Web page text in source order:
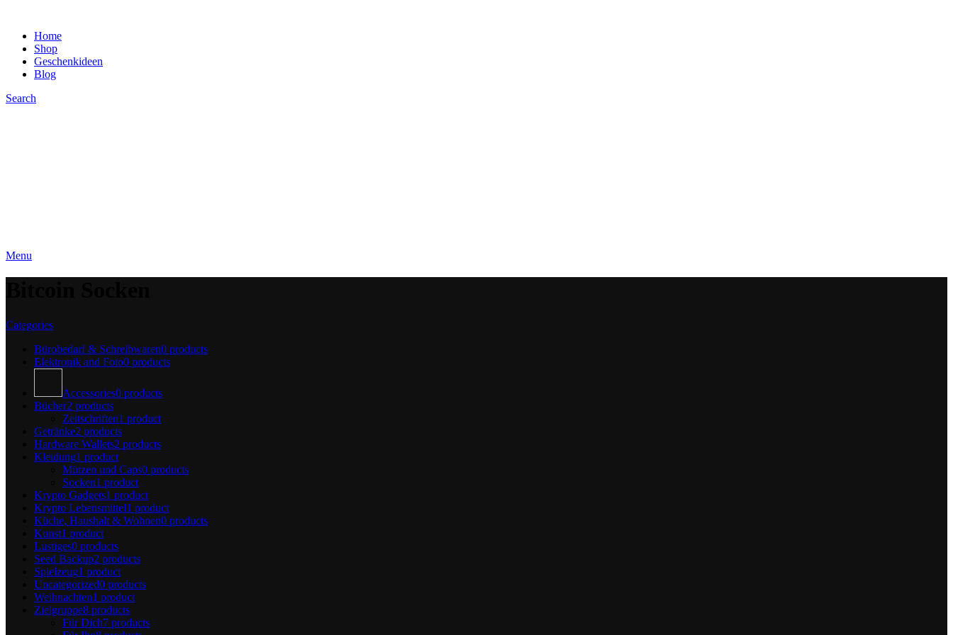
Home
Shop
Geschenkideen
Blog
Search
Menu
Categories
Bürobedarf & Schreibwaren0 products
Elektronik and Foto0 products
Accessories0 products
Bücher2 products
Zeitschriften1 product
Getränke2 products
Hardware Wallets2 products
Kleidung1 product
Mützen und Caps0 products
Socken1 product
Krypto Gadgets1 product
Krypto Lebensmittel1 product
Küche, Haushalt & Wohnen0 products
Kunst1 product
Lustiges0 products
Seed Backup2 products
Spielzeug1 product
Uncategorized0 products
Weihnachten1 product
Zielgruppe8 products
Für Dich7 products